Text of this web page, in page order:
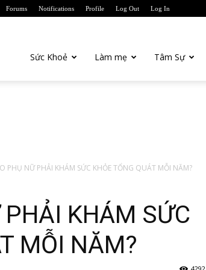
Forums Notifications Profile Log Out Log In
Sức Khoẻ Làm mẹ Tâm Sự
PHỤ NỮ PHẢI KHÁM SỨC KHỎE TỔNG QUÁT MỖI NĂM?
KHÁM SỨC
MỖI NĂM?